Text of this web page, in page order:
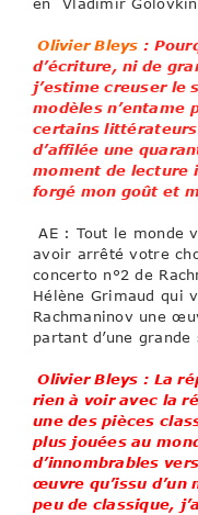
en Vladimir
Olivier Bleys :
d’écriture, ni de
j’estime creuser le
modèles n’entame
certains
d’affilée une
moment de lecture
forgé mon goût et
AE : Tout le monde
avoir arrêté votre
concerto n°2 de
Hélène Grimaud qui
Rachmaninov une
partant d’une
Olivier Bleys : La
rien à voir avec la
une des pièces
plus jouées au
d’innombrables
œuvre qu’issu d’un
peu de classique,